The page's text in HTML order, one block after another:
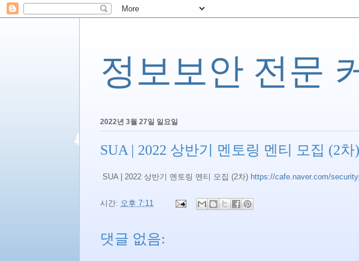
정보보안 전문
2022년 3월 27일 일요일
SUA | 2022 상반기 멘토링 멘티 모집 (2차)
SUA | 2022 상반기 멘토링 멘티 모집 (2차) https://cafe.naver.com/
시간: 오후 7:11
댓글 없음: